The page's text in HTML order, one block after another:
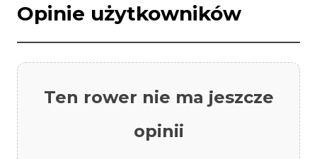
Opinie użytkowników
Ten rower nie ma jeszcze
opinii